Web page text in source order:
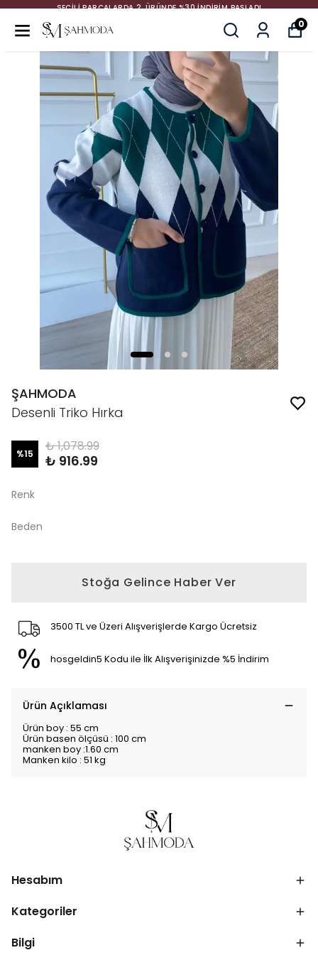
SEÇİLİ PARÇALARDA 2. ÜRÜNDE %30 İNDİRİM BAŞLADI
0
ŞAHMODA
Desenli Triko Hırka
%15 ₺ 1,078.99
₺ 916.99
Renk
Beden
Stoğa Gelince Haber Ver
3500 TL ve Üzeri Alışverişlerde Kargo Ücretsiz
hosgeldin5 Kodu ile İlk Alışverişinizde %5 İndirim
Ürün Açıklaması
Ürün boy : 55 cm
Ürün basen ölçüsü : 100 cm
manken boy :1.60 cm
Manken kilo : 51 kg
Hesabım
Kategoriler
Bilgi